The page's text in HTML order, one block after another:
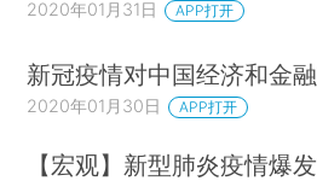
2020年01月31日 APP打开
新冠疫情对中国经济和金
2020年01月30日 APP打开
【宏观】新型肺炎疫情爆